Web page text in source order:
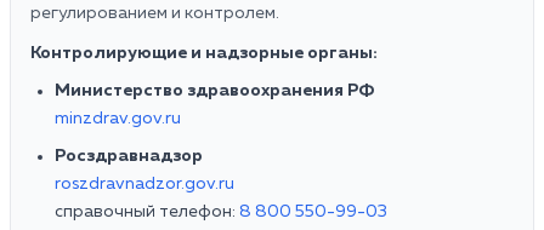
регулированием и контролем.
Контролирующие и надзорные органы:
Министерство здравоохранения РФ
minzdrav.gov.ru
Росздравнадзор
roszdravnadzor.gov.ru
справочный телефон: 8 800 550-99-03